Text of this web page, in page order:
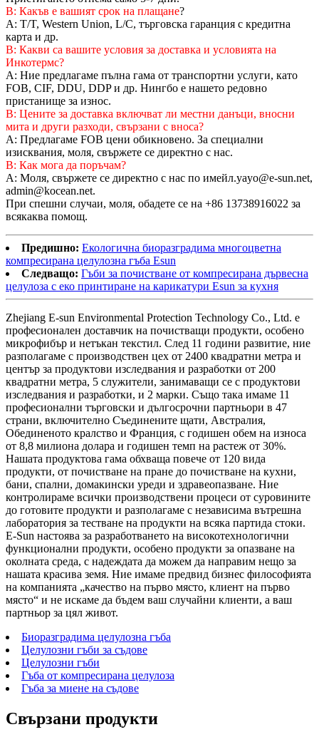
В: Какъв е вашият срок на плащане?
A: T/T, Western Union, L/C, търговска гаранция с кредитна
карта и др.
В: Какви са вашите условия за доставка и условията на
Инкотермс?
A: Ние предлагаме пълна гама от транспортни услуги, като
FOB, CIF, DDU, DDP и др. Нингбо е нашето редовно
пристанище за износ.
В: Цените за доставка включват ли местни данъци, вносни
мита и други разходи, свързани с вноса?
A: Предлагаме FOB цени обикновено. За специални
изисквания, моля, свържете се директно с нас.
В: Как мога да поръчам?
A: Моля, свържете се директно с нас по имейл.yayo@e-sun.net,
admin@kocean.net.
При спешни случаи, моля, обадете се на +86 13738916022 за
всякаква помощ.
Предишно: Екологична биоразградима многоцветна
компресирана целулозна гъба Esun
Следващо: Гъби за почистване от компресирана дървесна
целулоза с еко принтиране на карикатури Esun за кухня
Zhejiang E-sun Environmental Protection Technology Co., Ltd. е
професионален доставчик на почистващи продукти, особено
микрофибър и нетъкан текстил. След 11 години развитие, ние
разполагаме с производствен цех от 2400 квадратни метра и
център за продуктови изследвания и разработки от 200
квадратни метра, 5 служители, занимаващи се с продуктови
изследвания и разработки, и 2 марки. Също така имаме 11
професионални търговски и дългосрочни партньори в 47
страни, включително Съединените щати, Австралия,
Обединеното кралство и Франция, с годишен обем на износа
от 8,8 милиона долара и годишен темп на растеж от 30%.
Нашата продуктова гама обхваща повече от 120 вида
продукти, от почистване на пране до почистване на кухни,
бани, спални, домакински уреди и здравеопазване. Ние
контролираме всички производствени процеси от суровините
до готовите продукти и разполагаме с независима вътрешна
лаборатория за тестване на продукти на всяка партида стоки.
E-Sun настоява за разработването на високотехнологични
функционални продукти, особено продукти за опазване на
околната среда, с надеждата да можем да направим нещо за
нашата красива земя. Ние имаме предвид бизнес философията
на компанията „качество на първо място, клиент на първо
място“ и не искаме да бъдем ваш случайни клиенти, а ваш
партньор за цял живот.
Биоразградима целулозна гъба
Целулозни гъби за съдове
Целулозни гъби
Гъба от компресирана целулоза
Гъба за миене на съдове
Свързани продукти